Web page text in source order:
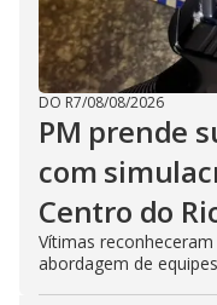
DO R7/08/08/2026
PM prende
com
Centro do
Vítimas
abordagem de